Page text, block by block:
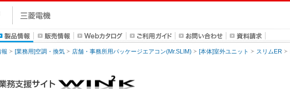
報 [業務用]空調・換気 店舗・事務所用パッケージエアコン(Mr.SLIM) [本体]室外ユニット スリムER